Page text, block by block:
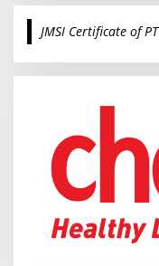
c
o
JMSI Certificate of